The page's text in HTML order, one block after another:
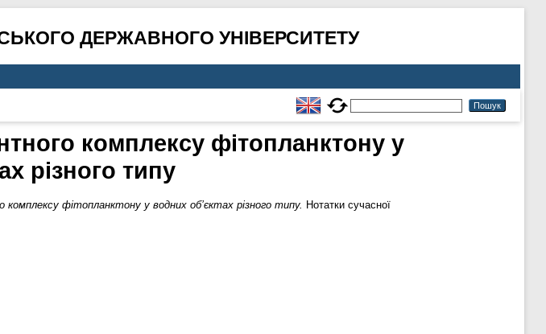
ДЕРЖАВНОГО УНІВЕРСИТЕТУ
комплексу фітопланктону у
різного типу
фітопланктону у водних об’єктах різного типу. Нотатки сучасної